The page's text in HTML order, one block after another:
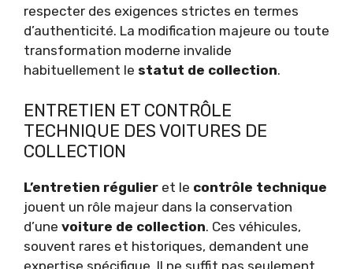
respecter des exigences strictes en termes
d’authenticité. La modification majeure ou toute
transformation moderne invalide
habituellement le statut de collection.
ENTRETIEN ET CONTRÔLE
TECHNIQUE DES VOITURES DE
COLLECTION
L’entretien régulier et le contrôle technique
jouent un rôle majeur dans la conservation
d’une voiture de collection. Ces véhicules,
souvent rares et historiques, demandent une
expertise spécifique. Il ne suffit pas seulement